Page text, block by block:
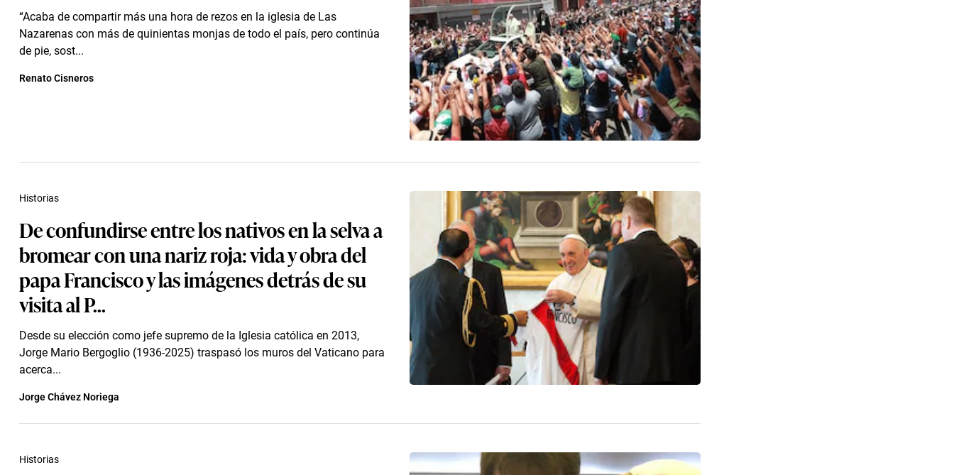
“Acaba de compartir más una hora de rezos en la iglesia de Las
Nazarenas con más de quinientas monjas de todo el país, pero continúa
de pie, sost...
Renato Cisneros
De confundirse entre los nativos en la selva a
bromear con una nariz roja: vida y obra del
papa Francisco y las imágenes detrás de su
visita al P...
Desde su elección como jefe supremo de la Iglesia católica en 2013,
Jorge Mario Bergoglio (1936-2025) traspasó los muros del Vaticano para
acerca...
Historias
Jorge Chávez Noriega
Historias